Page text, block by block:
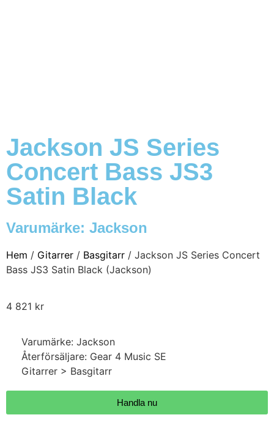
Jackson JS Series
Concert Bass JS3
Satin Black
Varumärke: Jackson
Hem / Gitarrer / Basgitarr / Jackson JS Series Concert
Bass JS3 Satin Black (Jackson)
4 821 kr
Varumärke: Jackson
Återförsäljare: Gear 4 Music SE
Gitarrer > Basgitarr
Handla nu